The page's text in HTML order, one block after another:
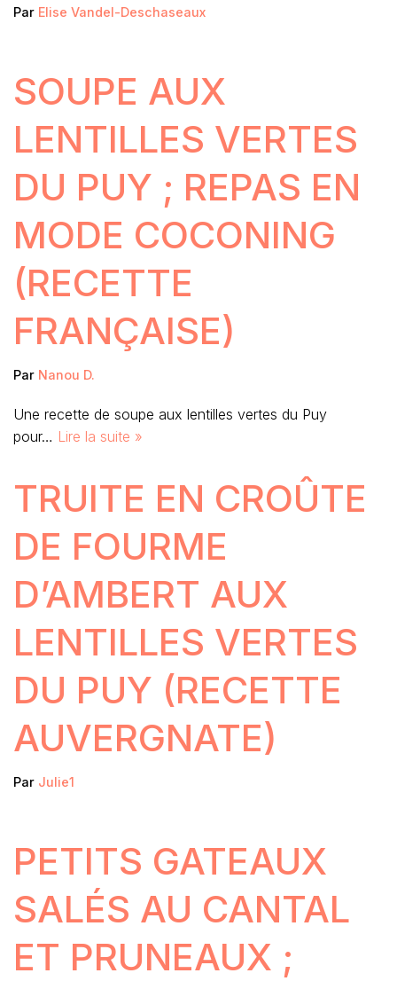
Par Elise Vandel-Deschaseaux
SOUPE AUX
LENTILLES VERTES
DU PUY ; REPAS EN
MODE COCONING
(RECETTE
FRANÇAISE)
Par Nanou D.
Une recette de soupe aux lentilles vertes du Puy
pour… Lire la suite »
TRUITE EN CROÛTE
DE FOURME
D’AMBERT AUX
LENTILLES VERTES
DU PUY (RECETTE
AUVERGNATE)
Par Julie1
PETITS GATEAUX
SALÉS AU CANTAL
ET PRUNEAUX ;